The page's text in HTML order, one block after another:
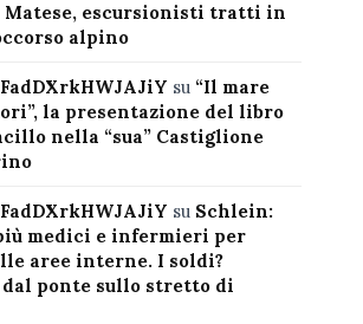
Matese, escursionisti tratti in
alpino
su “Il mare
la presentazione del libro
nella “sua” Castiglione
su Schlein:
medici e infermieri per
aree interne. I soldi?
ponte sullo stretto di